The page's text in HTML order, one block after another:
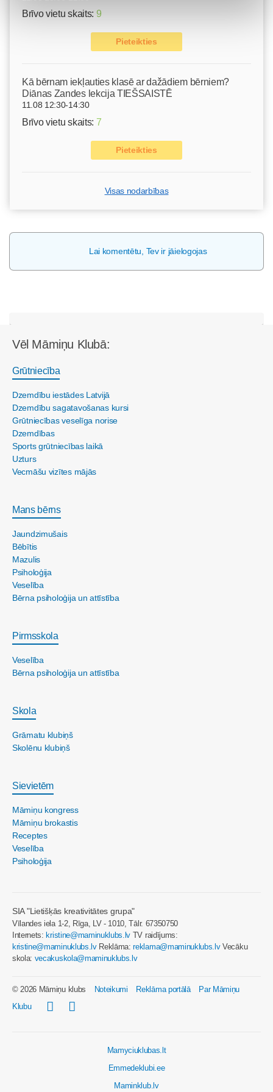
Brīvo vietu skaits: 9
Pieteikties
Kā bērnam iekļauties klasē ar dažādiem bērniem?
Diānas Zandes lekcija TIEŠSAISTĒ
11.08 12:30-14:30
Brīvo vietu skaits: 7
Pieteikties
Visas nodarbības
Lai komentētu, Tev ir jāielogojas
Vēl Māmiņu Klubā:
Grūtniecība
Dzemdību iestādes Latvijā
Dzemdību sagatavošanas kursi
Grūtniecības veselīga norise
Dzemdības
Sports grūtniecības laikā
Uzturs
Vecmāšu vizītes mājās
Mans bērns
Jaundzimušais
Bēbītis
Mazulis
Psiholoģija
Veselība
Bērna psiholoģija un attīstība
Pirmsskola
Veselība
Bērna psiholoģija un attīstība
Skola
Grāmatu klubiņš
Skolēnu klubiņš
Sievietēm
Māmiņu kongress
Māmiņu brokastis
Receptes
Veselība
Psiholoģija
SIA "Lietišķās kreativitātes grupa"
Vīlandes iela 1-2, Rīga, LV - 1010, Tālr. 67350750
Internets:kristine@maminuklubs.lv TV raidījums:
kristine@maminuklubs.lvReklāma:reklama@maminuklubs.lvVecāku
skola: vecakuskola@maminuklubs.lv
© 2026 Māmiņu klubs Noteikumi Reklāma portālā
Par Māmiņu
Klubu
Mamyciuklubas.lt
Emmedeklubi.ee
Maminklub.lv